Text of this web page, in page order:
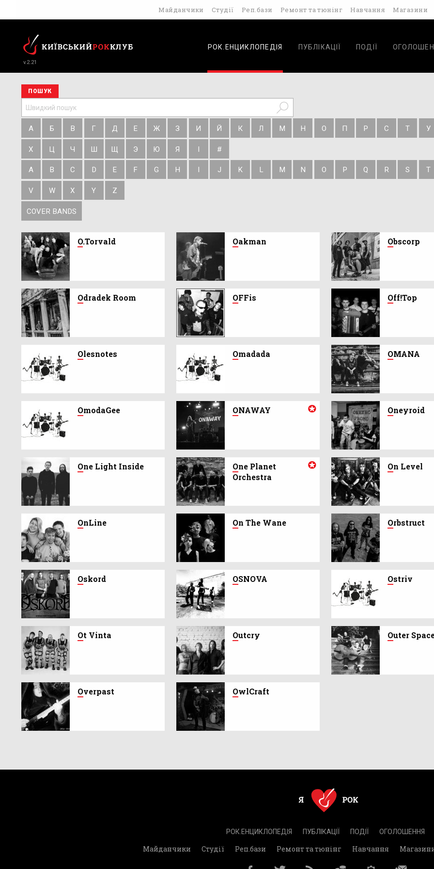
Майданчики Студії Реп.бази Ремонт та тюнінг Навчання Магазини
v.2.21
РОК.ЕНЦИКЛОПЕДІЯ ПУБЛІКАЦІЇ ПОДІЇ
ПОШУК
А Б В Г Д Е Ж З И Й К Л М Н О П Р С Т У
Х Ц Ч Ш Щ Э Ю Я І #
A B C D E F G H J K L M N O P Q R S T
V W X Y Z
COVER BANDS
O.Torvald Oakman Obscorp
Odradek Room OFFis Off!Top
Olesnotes Omadada OMANA
OmodaGee ONAWAY Oneyroid
One Light Inside One Planet
Orchestra
On Level
OnLine On The Wane Orbstruct
Oskord OSNOVA Ostriv
Ot Vinta Outcry Outer
Overpast OwlCraft
РОК.ЕНЦИКЛОПЕДІЯ ПУБЛІКАЦІЇ ПОДІЇ ОГОЛОШЕННЯ
Майданчики Студії Реп.бази Ремонт та тюнінг Навчання